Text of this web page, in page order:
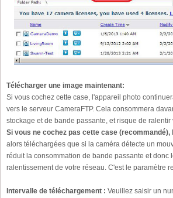
Télécharger une image maintenant:
Si vous cochez cette case, l'appareil photo
vers le serveur CameraFTP. Cela consommera
stockage et de bande passante, et risque de
Si vous ne cochez pas cette case (recommandé),
alors téléchargées que si la caméra détecte un
réduit la consommation de bande passante et donc
ralentissement de votre réseau. C'est le paramètre
Intervalle de téléchargement : Veuillez saisir un